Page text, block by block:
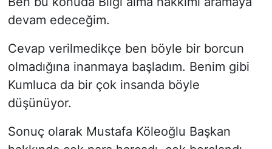
devam edeceğim.
Cevap verilmedikçe ben böyle bir borcun
olmadığına inanmaya başladım. Benim gibi
Kumluca da bir çok insanda böyle
düşünüyor.
Sonuç olarak Mustafa Köleoğlu Başkan